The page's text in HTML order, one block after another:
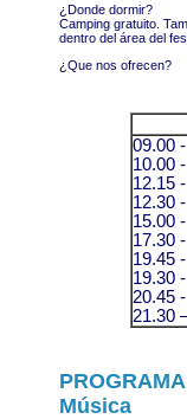
¿Donde dormir?
Camping gratuito.
dentro del área del
¿Que nos ofrecen?
09.00
10.00
12.15
12.30
15.00
17.30
19.45
19.30
20.45
21.30
Música